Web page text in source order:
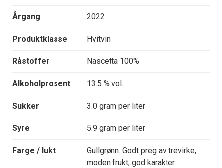
Årgang 2022
Produktklasse Hvitvin
Råstoffer Nascetta 100%
Alkoholprosent 13.5 % vol.
Sukker 3.0 gram per liter
Syre 5.9 gram per liter
Farge / lukt
Gullgrønn. Godt preg av trevirke,
moden frukt, god karakter